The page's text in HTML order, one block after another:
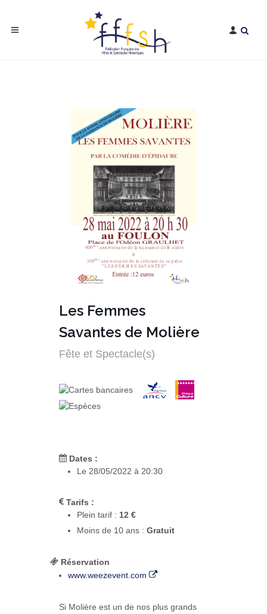
Les Femmes
Savantes de Molière
Fête et Spectacle(s)
Dates :
Le 28/05/2022 à 20:30
Tarifs :
Plein tarif : 12 €
Moins de 10 ans : Gratuit
Réservation
www.weezevent.com
Si Molière est un de nos plus grands